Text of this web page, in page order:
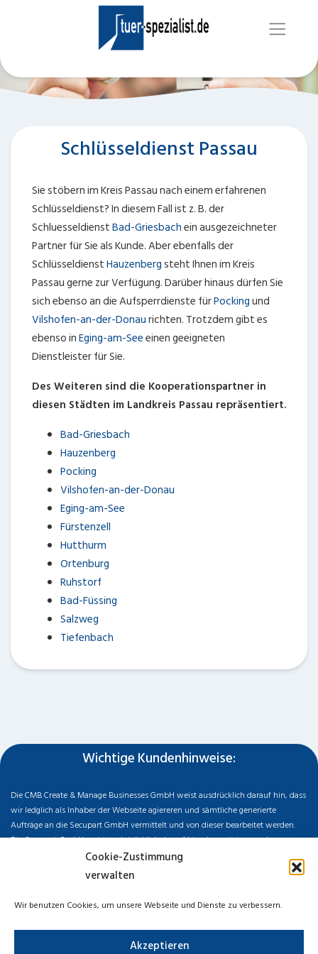
Cookie-Zustimmung
verwalten
Wir benutzen Cookies, um unsere Webseite und Dienste zu verbessern.
Akzeptieren
Schlüsseldienst Passau
Sie stöbern im Kreis Passau nach einem erfahrenen
Schlüsseldienst? In diesem Fall ist z. B. der
SchluesseldienstBad-Griesbachein ausgezeichneter
Partner für Sie als Kunde. Aber ebenfalls der
SchlüsseldienstHauzenbergsteht Ihnen im Kreis
Passau gerne zur Verfügung. Darüber hinaus dürfen Sie
sich ebenso an die Aufsperrdienste fürPockingund
Vilshofen-an-der-Donaurichten. Trotzdem gibt es
ebenso inEging-am-Seeeinen geeigneten
Dienstleister für Sie.
Des Weiteren sind die Kooperationspartner in
diesen Städten im Landkreis Passau repräsentiert.
Bad-Griesbach
Hauzenberg
Pocking
Vilshofen-an-der-Donau
Eging-am-See
Fürstenzell
Hutthurm
Ortenburg
Ruhstorf
Bad-Füssing
Salzweg
Tiefenbach
Wichtige Kundenhinweise:
Die CMB Create & Manage Businesses GmbH weist ausdrücklich darauf hin, dass
wir ledglich als Inhaber der Webseite agiereren und sämtliche generierte
Aufträge an die Secupart GmbH vermittelt und von dieser bearbeitet werden.
Die Secupart GmbH weist nachdrücklich darauf hin, dass wir in manchen
Ortschaften keine Zweigstelle haben, sondern die gewünschten Services als
mobiler Dienstleister zu unserem fairen Ortstarif bieten. Neben eigenen
zusammen, an die wir den Auftrag dann weiter vermitteln. Im Falle eines
der Fremdfirmen haften. Haftungsansprüche sind direkt gegenüber der
Kooperationsfirma vor Ort zu stellen und nicht an uns zu richten. Entnehmen Sie